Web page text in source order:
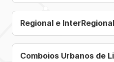
Regional e InterRegional
Comboios Urbanos de